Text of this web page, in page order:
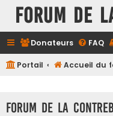
FORUM DE
Donateurs FAQ
Portail Accueil du
FORUM DE LA